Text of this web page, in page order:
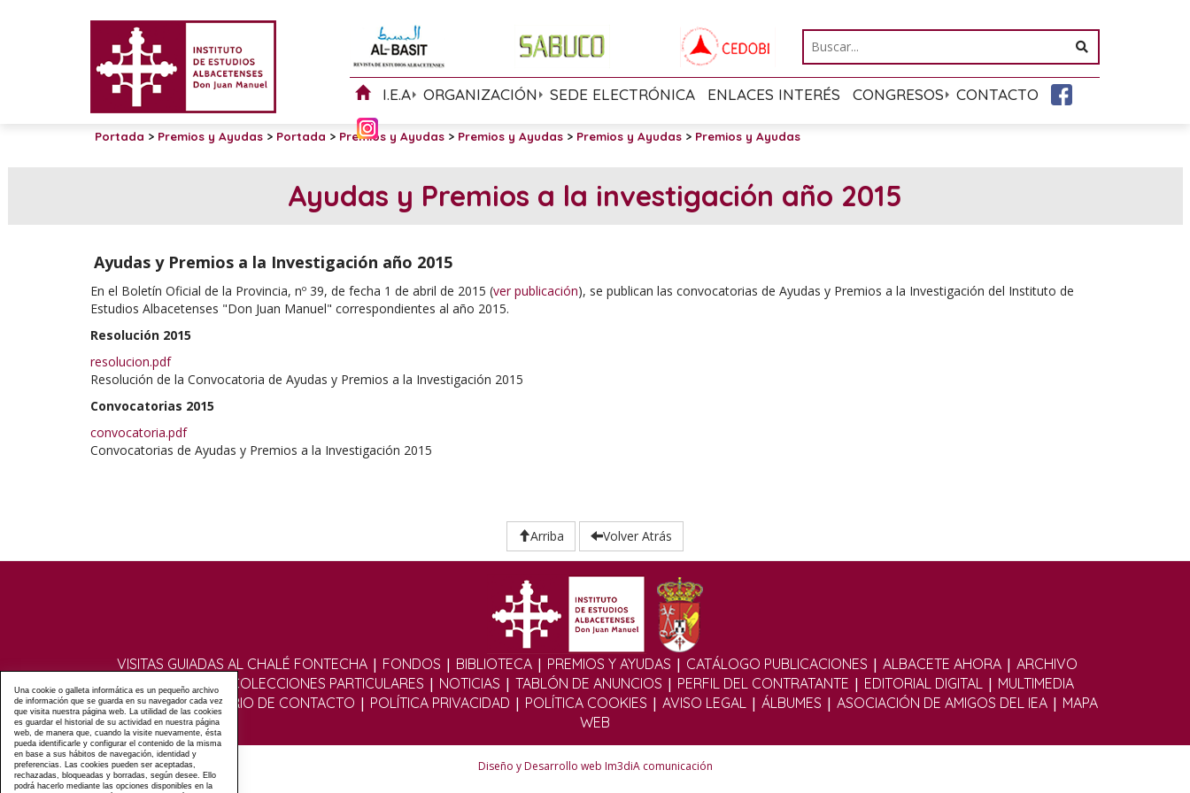
I.E.A ORGANIZACIÓN SEDE ELECTRÓNICA ENLACES INTERÉS CONGRESOS CONTACTO
Portada > Premios y Ayudas > Portada > Premios y Ayudas > Premios y Ayudas > Premios y Ayudas > Premios y Ayudas
Ayudas y Premios a la investigación año 2015
Ayudas y Premios a la Investigación año 2015
En el Boletín Oficial de la Provincia, nº 39, de fecha 1 de abril de 2015 (ver publicación), se publican las convocatorias de Ayudas y Premios a la Investigación del Instituto de
Estudios Albacetenses "Don Juan Manuel" correspondientes al año 2015.
Resolución 2015
resolucion.pdf
Resolución de la Convocatoria de Ayudas y Premios a la Investigación 2015
Convocatorias 2015
convocatoria.pdf
Convocatorias de Ayudas y Premios a la Investigación 2015
Arriba Volver Atrás
VISITAS GUIADAS AL CHALÉ FONTECHA| FONDOS | BIBLIOTECA| PREMIOS Y AYUDAS | CATÁLOGO PUBLICACIONES | ALBACETE AHORA| ARCHIVO
FOTOGRÁFICO
COLECCIONES PARTICULARES | NOTICIAS | TABLÓN DE ANUNCIOS | PERFIL DEL CONTRATANTE | EDITORIAL DIGITAL| MULTIMEDIA
|FOROS|FORMULARIO DE CONTACTO | POLÍTICA PRIVACIDAD | POLÍTICA COOKIES | AVISO LEGAL| ÁLBUMES | ASOCIACIÓN DE AMIGOS DEL IEA| MAPA
WEB
Diseño y Desarrollo web Im3diA comunicación
Una cookie o galleta informática es un pequeño archivo
de información que se guarda en su navegador cada vez
que visita nuestra página web. La utilidad de las cookies
es guardar el historial de su actividad en nuestra página
web, de manera que, cuando la visite nuevamente, ésta
pueda identificarle y configurar el contenido de la misma
en base a sus hábitos de navegación, identidad y
preferencias. Las cookies pueden ser aceptadas,
rechazadas, bloqueadas y borradas, según desee. Ello
podrá hacerlo mediante las opciones disponibles en la